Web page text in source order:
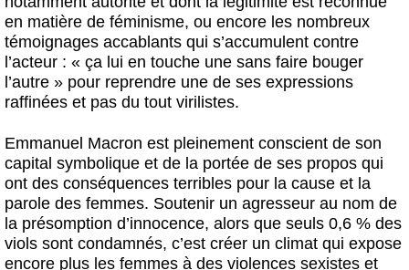
en matière de féminisme, ou encore les nombreux
témoignages accablants qui s’accumulent contre
l’acteur : « ça lui en touche une sans faire bouger
l’autre » pour reprendre une de ses expressions
raffinées et pas du tout virilistes.
Emmanuel Macron est pleinement conscient de son
capital symbolique et de la portée de ses propos qui
ont des conséquences terribles pour la cause et la
parole des femmes. Soutenir un agresseur au nom de
la présomption d’innocence, alors que seuls 0,6 % des
viols sont condamnés, c’est créer un climat qui expose
encore plus les femmes à des violences sexistes et